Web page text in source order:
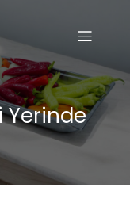
Yerinde